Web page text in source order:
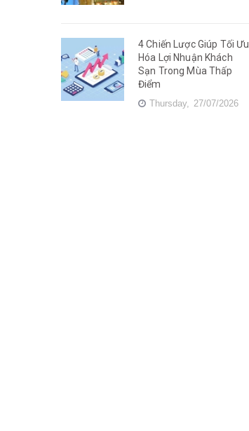
4 Chiến Lược Giúp Tối Ưu
Hóa Lợi Nhuận Khách
Sạn Trong Mùa Thấp
Điểm
Thursday, 27/07/2026